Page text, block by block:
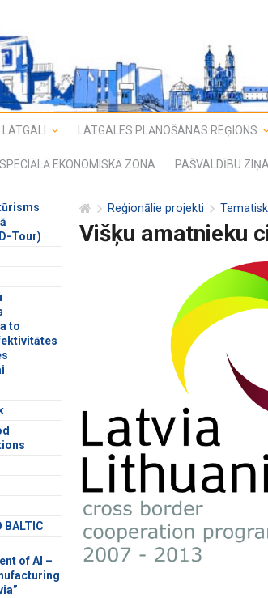
LATGALES PLĀNOŠANAS REĢIONS
SPECIĀLĀ EKONOMISKĀ ZONA PAŠVALDĪBU
Reģionālie projekti
Višķu amatnieku
Tour)
to
BALTIC
of AI –